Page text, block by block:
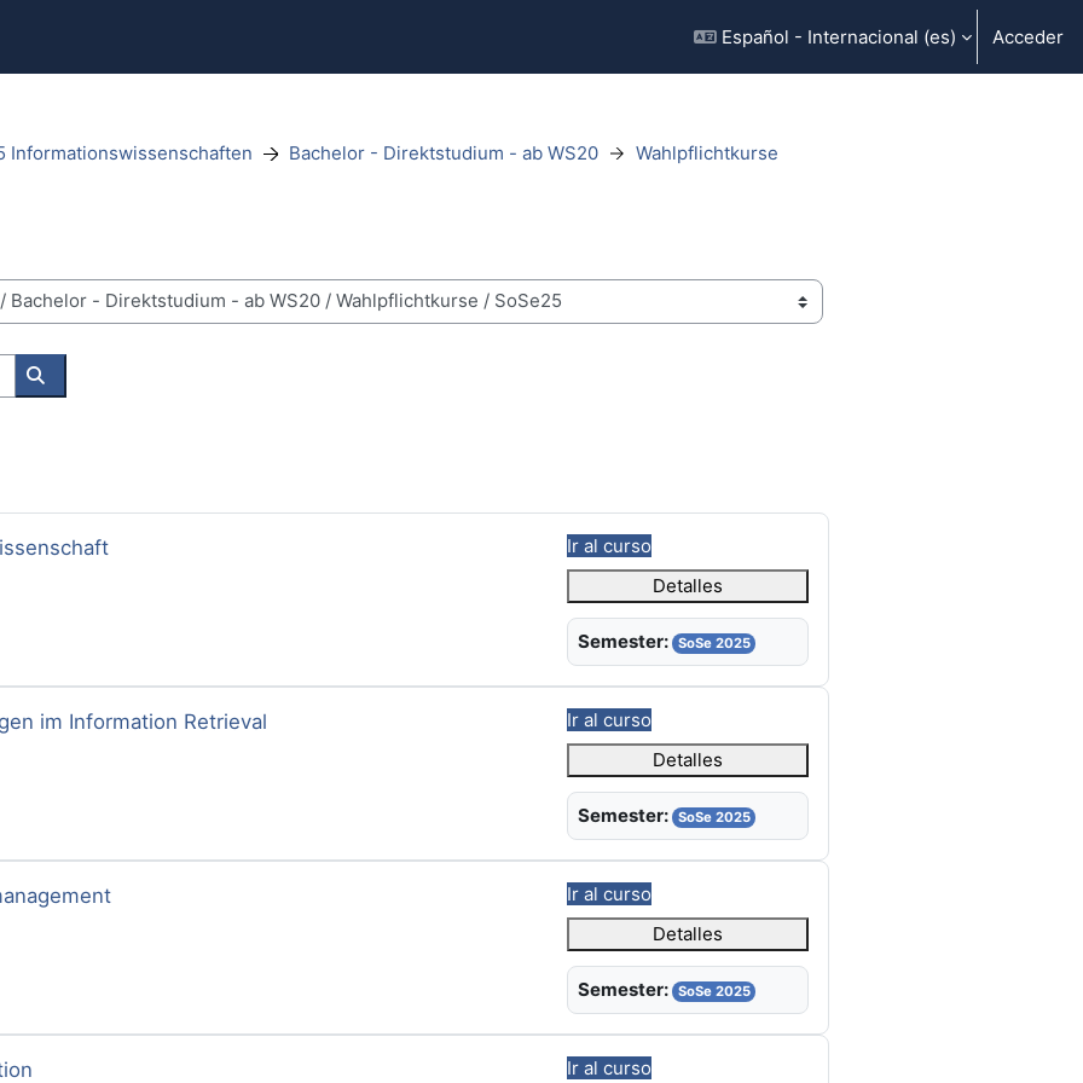
Español - Internacional ‎(es)‎ Acceder
Informationswissenschaften Bachelor - Direktstudium - ab WS20
Wahlpflichtkurse
Buscar cursos
Ir al curso
Detalles
Semester: SoSe 2025
im Information Retrieval
Ir al curso
Detalles
Semester: SoSe 2025
Ir al curso
Detalles
Semester: SoSe 2025
Ir al curso